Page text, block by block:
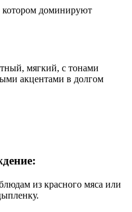
котором доминируют
мягкий, с тонами
акцентами в долгом
из красного мяса или